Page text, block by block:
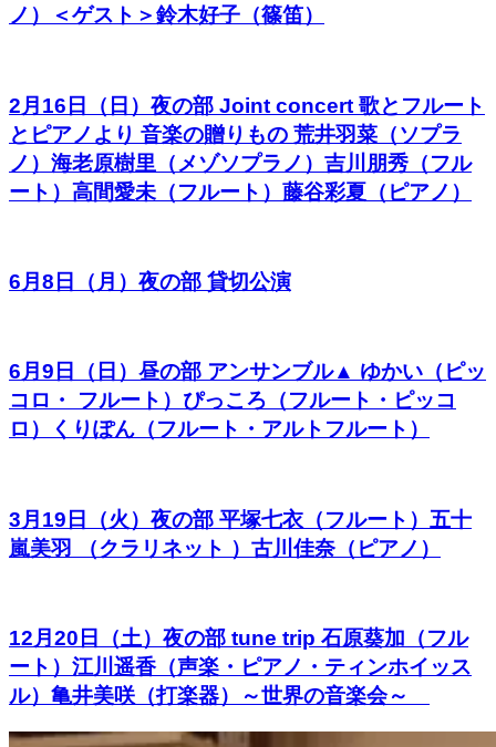
ノ）＜ゲスト＞鈴木好子（篠笛）
2月16日（日）夜の部 Joint concert 歌とフルート
とピアノより 音楽の贈りもの 荒井羽菜（ソプラ
ノ）海老原樹里（メゾソプラノ）吉川朋秀（フル
ート）高間愛未（フルート）藤谷彩夏（ピアノ）
6月8日（月）夜の部 貸切公演
6月9日（日）昼の部 アンサンブル▲ ゆかい（ピッ
コロ・ フルート）ぴっころ（フルート・ピッコ
ロ）くりぽん（フルート・アルトフルート）
3月19日（火）夜の部 平塚七衣（フルート）五十
嵐美羽 （クラリネット ）古川佳奈（ピアノ）
12月20日（土）夜の部 tune trip 石原葵加（フル
ート）江川遥香（声楽・ピアノ・ティンホイッス
ル）亀井美咲（打楽器）～世界の音楽会～